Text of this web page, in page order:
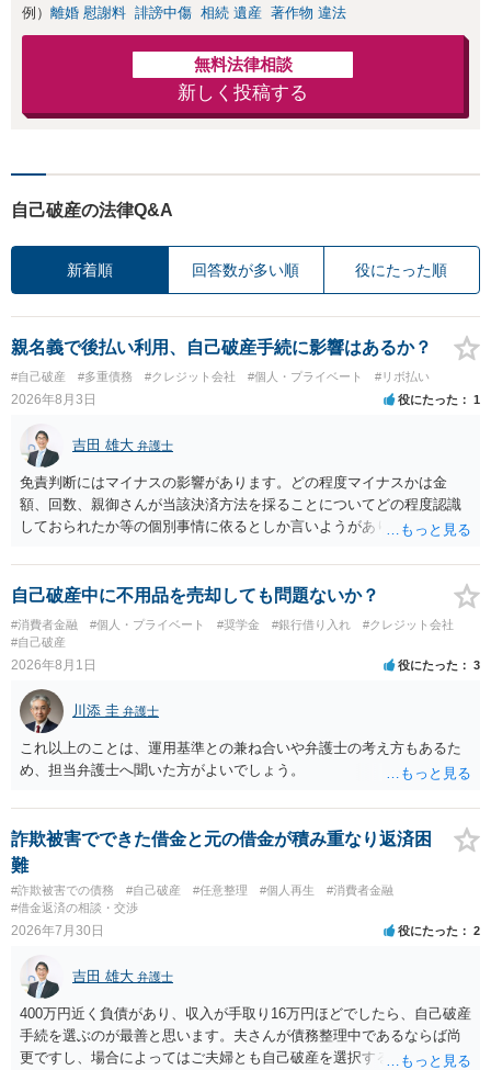
例） 離婚 慰謝料 誹謗中傷 相続 遺産 著作物 違法
無料法律相談
新しく投稿する
自己破産の法律Q&A
新着順 回答数が多い順 役にたった順
親名義で後払い利用、自己破産手続に影響はあるか？
#自己破産 #多重債務 #クレジット会社 #個人・プライベート #リボ払い
2026年8月3日 役にたった 1
吉田 雄大 弁護士
免責判断にはマイナスの影響があります。どの程度マイナスかは金
額、回数、親御さんが当該決済方法を採ることについてどの程度認識
しておられたか等の個別事情に依るとしか言いようがありません。 と
なって相談し、善後策を考えることをお勧めします。
自己破産中に不用品を売却しても問題ないか？
#消費者金融 #個人・プライベート #奨学金 #銀行借り入れ
#クレジット会社
#自己破産
2026年8月1日 役にたった 3
川添 圭 弁護士
これ以上のことは、運用基準との兼ね合いや弁護士の考え方もあるた
め、担当弁護士へ聞いた方がよいでしょう。
詐欺被害でできた借金と元の借金が積み重なり返済困
難
#詐欺被害での債務 #自己破産 #任意整理 #個人再生
#消費者金融
#借金返済の相談・交渉
2026年7月30日 役にたった 2
吉田 雄大 弁護士
400万円近く負債があり、収入が手取り16万円ほどでしたら、自己破産
手続を選ぶのが最善と思います。夫さんが債務整理中であるならば尚
更ですし、場合によってはご夫婦とも自己破産を選択する方法もある